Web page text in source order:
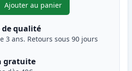
ajuster
Ajouter au panier
,Canon CLI-581XXL
qualité
3 ans. Retours sous 90 jours
gratuite